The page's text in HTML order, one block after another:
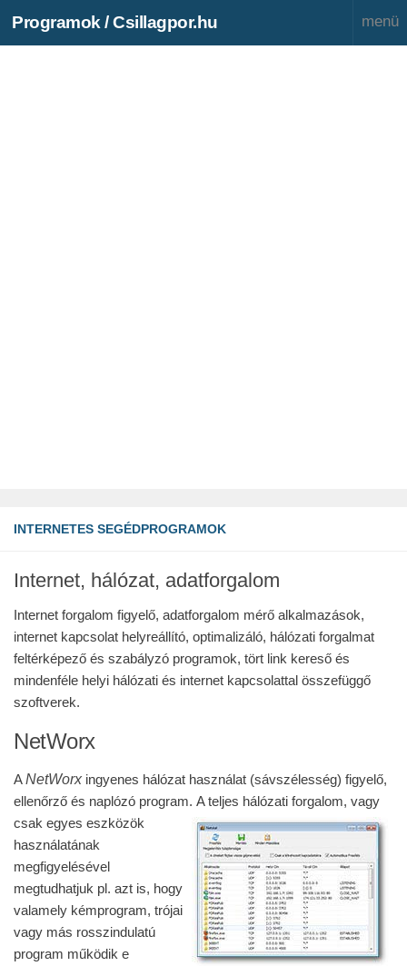
Programok / Csillagpor.hu
INTERNETES SEGÉDPROGRAMOK
Internet, hálózat, adatforgalom
Internet forgalom figyelő, adatforgalom mérő alkalmazások,
internet kapcsolat helyreállító, optimalizáló, hálózati forgalmat
feltérképező és szabályzó programok, tört link kereső és
mindenféle helyi hálózati és internet kapcsolattal összefüggő
szoftverek.
NetWorx
ANetWorxingyenes hálózat használat (sávszélesség) figyelő,
ellenőrző és naplózó program. A teljes hálózati forgalom, vagy
csak egyes eszközök
használatának
megfigyelésével
megtudhatjuk pl. azt is, hogy
valamely kémprogram, trójai
vagy más rosszindulatú
program működik e